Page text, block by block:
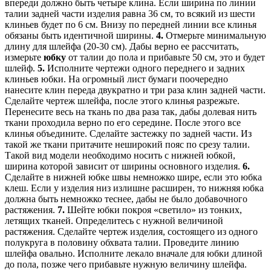
впереди должно быть четыре клина. Если ширина по линии
талии задней части изделия равна 36 см, то всякий из шести
клиньев будет по 6 см. Внизу по передней линии все клинья
обязаны быть идентичной ширины. 4. Отмерьте минимальную
длину для шлейфа (20-30 см). Дабы верно ее рассчитать,
измерьте юбку от талии до пола и прибавьте 50 см, это и будет
шлейф. 5. Исполните чертежи одного переднего и задних
клиньев юбки. На огромный лист бумаги поочередно
нанесите клин переда двукратно и три раза клин задней части.
Сделайте чертеж шлейфа, после этого клинья разрежьте.
Перенесите весь на ткань по два раза так, дабы долевая нить
ткани проходила верно по его середине. После этого все
клинья объедините. Сделайте застежку по задней части. Из
такой же ткани притачите неширокий пояс по срезу талии.
Такой вид модели необходимо носить с нижней юбкой,
ширина которой зависит от ширины основного изделия. 6.
Сделайте в нижней юбке швы немножко шире, если это юбка
клеш. Если у изделия низ излишне расширен, то нижняя юбка
должна быть немножко теснее, дабы не было добавочного
растяжения. 7. Шейте юбки покроя «светило» из тонких,
летящих тканей. Определитесь с нужной величиной
растяжения. Сделайте чертеж изделия, состоящего из одного
полукруга в половину обхвата талии. Проведите линию
шлейфа овально. Исполните лекало вначале для юбки длиной
до пола, позже чего прибавьте нужную величину шлейфа.